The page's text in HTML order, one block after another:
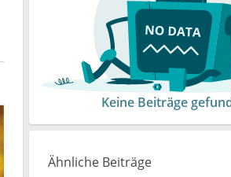
Keine Beiträge
Ähnliche Beiträge